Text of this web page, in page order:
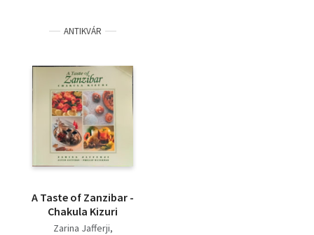
Tankönyv, segédkönyv
Társadalomtudomány
Természettudomány
Történelem
ANTIKVÁR
A Taste of Zanzibar -
Chakula Kizuri
Zarina Jafferji